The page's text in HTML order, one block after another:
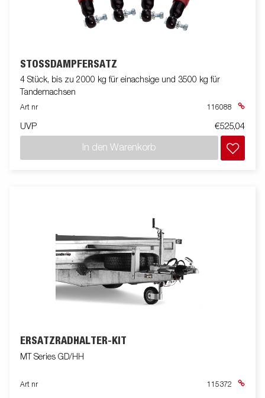
STOSSDÄMPFERSATZ
4 Stück, bis zu 2000 kg für einachsige und 3500 kg für
Tandemachsen
Art nr 116088
UVP €525,04
In den Warenkorb
ERSATZRADHALTER-KIT
MT Series GD/HH
Art nr 115372